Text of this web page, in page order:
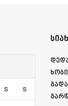
S S